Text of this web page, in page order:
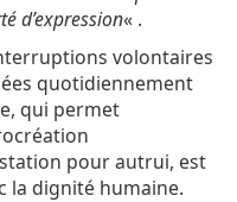
d’expression« .
volontaires
quotidiennement
qui permet
pour autrui, est
la dignité humaine.